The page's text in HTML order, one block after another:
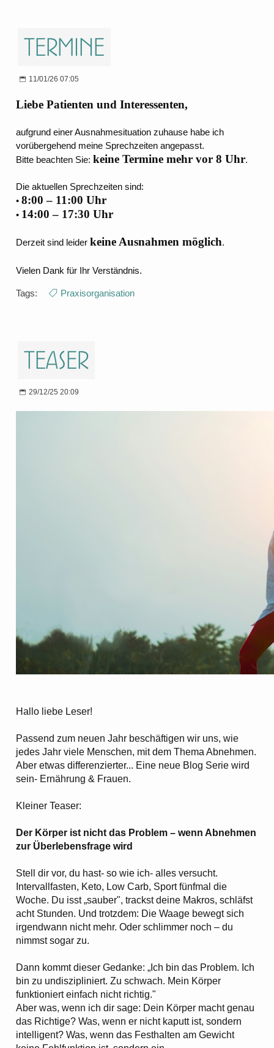
Termine
11/01/26 07:05
Liebe Patienten und Interessenten,
aufgrund einer Ausnahmesituation zuhause habe ich
vorübergehend meine Sprechzeiten angepasst.
Bitte beachten Sie: keine Termine mehr vor 8 Uhr.
Die aktuellen Sprechzeiten sind:
• 8:00 – 11:00 Uhr
• 14:00 – 17:30 Uhr
Derzeit sind leider keine Ausnahmen möglich.
Vielen Dank für Ihr Verständnis.
Tags: Praxisorganisation
Teaser
29/12/25 20:09
Hallo liebe Leser!
Passend zum neuen Jahr beschäftigen wir uns, wie
jedes Jahr viele Menschen, mit dem Thema Abnehmen.
Aber etwas differenzierter... Eine neue Blog Serie wird
sein- Ernährung & Frauen.
Kleiner Teaser:
Der Körper ist nicht das Problem – wenn Abnehmen
zur Überlebensfrage wird
Stell dir vor, du hast- so wie ich- alles versucht.
Intervallfasten, Keto, Low Carb, Sport fünfmal die
Woche. Du isst „sauber", trackst deine Makros, schläfst
acht Stunden. Und trotzdem: Die Waage bewegt sich
irgendwann nicht mehr. Oder schlimmer noch – du
nimmst sogar zu.
Dann kommt dieser Gedanke: „Ich bin das Problem. Ich
bin zu undiszipliniert. Zu schwach. Mein Körper
funktioniert einfach nicht richtig."
Aber was, wenn ich dir sage: Dein Körper macht genau
das Richtige? Was, wenn er nicht kaputt ist, sondern
intelligent? Was, wenn das Festhalten am Gewicht